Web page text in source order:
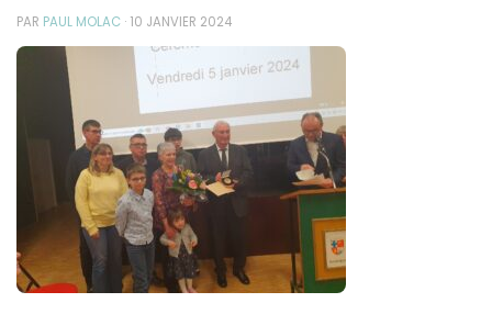
PAR PAUL MOLAC · 10 JANVIER 2024